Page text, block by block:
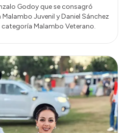
Godoy que se consagró
Juvenil y Daniel Sánchez
Malambo Veterano.